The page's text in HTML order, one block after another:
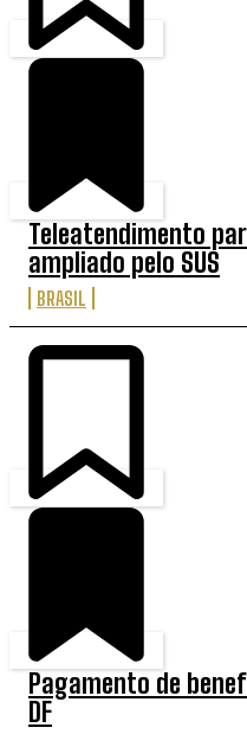
Teleatendimento
ampliado pelo SUS
BRASIL
Pagamento de
DF